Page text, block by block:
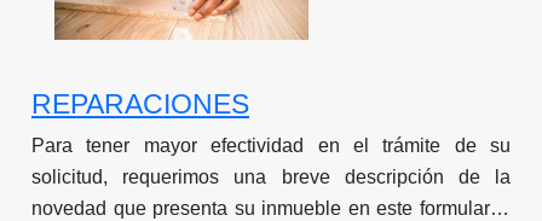
REPARACIONES
Para tener mayor efectividad en el trámite de su
solicitud, requerimos una breve descripción de la
novedad que presenta su inmueble en este formulario,